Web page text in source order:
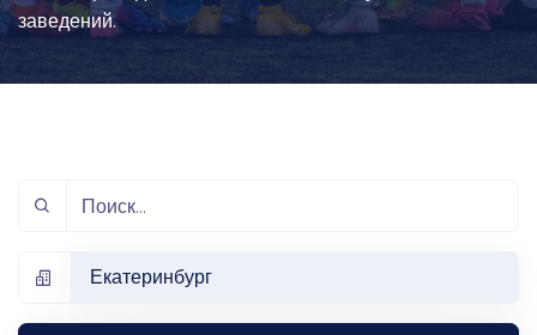
заведений.
Екатеринбург